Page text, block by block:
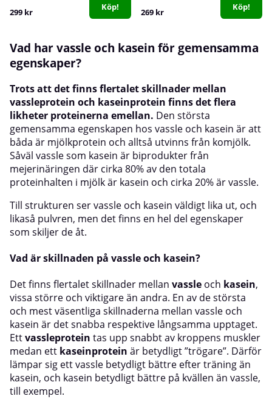
299 kr Köp! 269 kr Köp!
Vad har vassle och kasein för gemensamma
egenskaper?
Trots att det finns flertalet skillnader mellan
vassleprotein och kaseinprotein finns det flera
likheter proteinerna emellan. Den största
gemensamma egenskapen hos vassle och kasein är att
båda är mjölkprotein och alltså utvinns från komjölk.
Såväl vassle som kasein är biprodukter från
mejerinäringen där cirka 80% av den totala
proteinhalten i mjölk är kasein och cirka 20% är vassle.
Till strukturen ser vassle och kasein väldigt lika ut, och
likaså pulvren, men det finns en hel del egenskaper
som skiljer de åt.
Vad är skillnaden på vassle och kasein?
Det finns flertalet skillnader mellan vassle och kasein,
vissa större och viktigare än andra. En av de största
och mest väsentliga skillnaderna mellan vassle och
kasein är det snabba respektive långsamma upptaget.
Ettvassleprotein tas upp snabbt av kroppens muskler
medan ett kaseinprotein är betydligt ”trögare”. Därför
lämpar sig ett vassle betydligt bättre efter träning än
kasein, och kasein betydligt bättre på kvällen än vassle,
till exempel.